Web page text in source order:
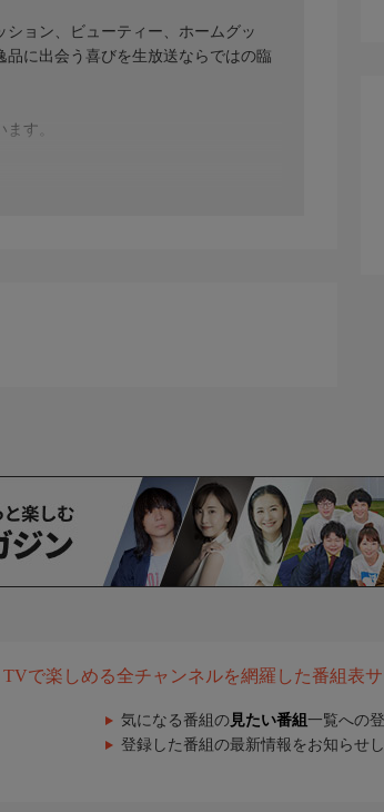
ション、ビューティー、ホームグッ
に出会う喜びを生放送ならではの臨
す。
で楽しめる全チャンネルを網羅した番組表サ
気になる番組の 見たい番組 一覧への
登録した番組の最新情報をお知らせ